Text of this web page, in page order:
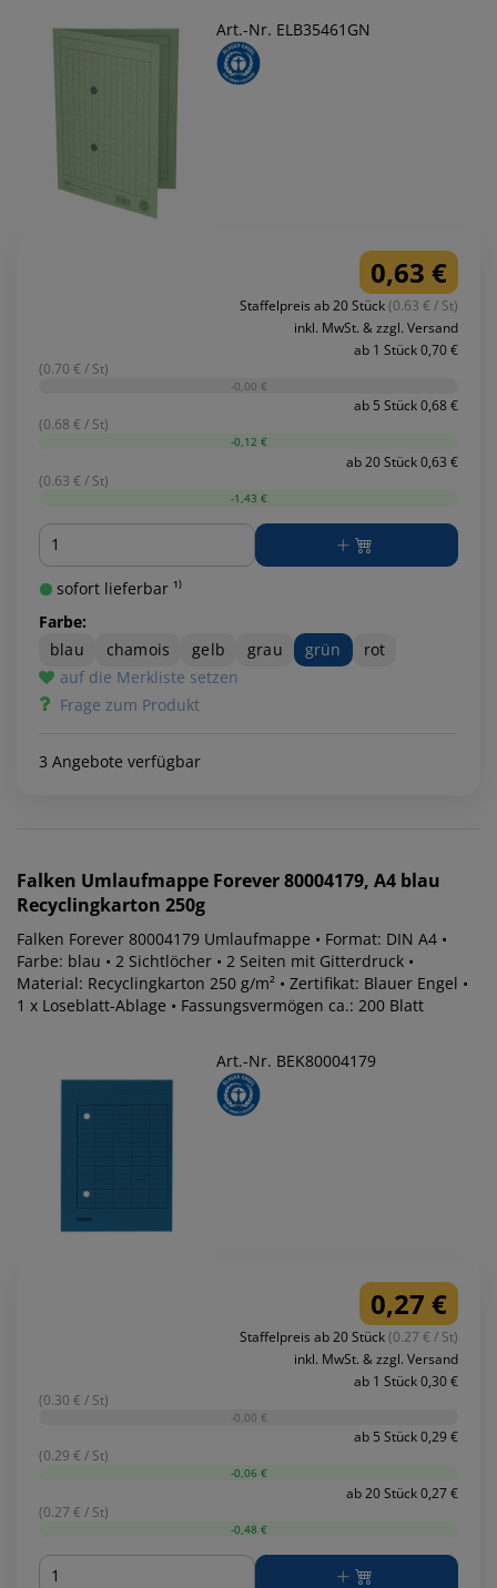
Art.-Nr. ELB35461GN
0,63 €
Staffelpreis ab 20 Stück(0.63 € / St)
inkl. MwSt. & zzgl. Versand
ab 1 Stück 0,70 €
(0.70 € / St)
-0,00 €
ab 5 Stück 0,68 €
(0.68 € / St)
-0,12 €
ab 20 Stück 0,63 €
(0.63 € / St)
-1,43 €
Menge
sofort lieferbar ¹⁾
Farbe:
blau
chamois gelb grau grün
rot
auf die Merkliste setzen
Frage zum Produkt
3 Angebote verfügbar
Falken Umlaufmappe Forever 80004179, A4 blau
Recyclingkarton 250g
Falken Forever 80004179 Umlaufmappe • Format: DIN A4 •
Farbe: blau • 2 Sichtlöcher • 2 Seiten mit Gitterdruck •
Material: Recyclingkarton 250 g/m² • Zertifikat: Blauer Engel •
1 x Loseblatt-Ablage • Fassungsvermögen ca.: 200 Blatt
Art.-Nr. BEK80004179
0,27 €
Staffelpreis ab 20 Stück(0.27 € / St)
inkl. MwSt. & zzgl. Versand
ab 1 Stück 0,30 €
(0.30 € / St)
-0,00 €
ab 5 Stück 0,29 €
(0.29 € / St)
-0,06 €
ab 20 Stück 0,27 €
(0.27 € / St)
-0,48 €
Menge